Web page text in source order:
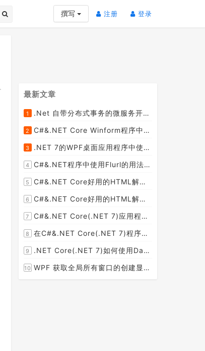
撰写 注册 (current)
登录
最新文章
1
.Net 自带分布式事务的微服务开源框架JMSFramework
2
C#&.NET Core Winform程序中使用Parallel动态开启多个线程及取消多线程详细教程
3
.NET 7的WPF桌面应用程序中使用配置文件：App.config与AppSettings.json
4
C#&.NET程序中使用Flurl的用法与问题汇总(非常详细)
5
C#&.NET Core好用的HTML解析器推荐之HtmlAgilityPack篇
6
C#&.NET Core好用的HTML解析器推荐之AngleSharp篇
7
C#&.NET Core(.NET 7)应用程序开发中如何解析html元素，有哪些类库或组件呢？
8
在C#&.NET Core(.NET 7)程序开发中使用Npgsql,Dapper,EF Core等不同方式连接和操作PostgreSQL数据库示例教程(推荐阅读)
9
.NET Core(.NET 7)如何使用Dapper连接PostgreSQL数据库并实现CRUD(新增，查询，修改，删除)的超详细入门示例教程
10 WPF 获取全局所有窗口的创建显示事件 监控窗口打开
[2023-01-19]